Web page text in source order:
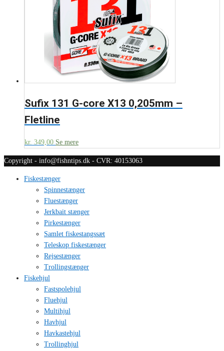
Sufix 131 G-core X13 0,205mm –
Fletline
kr. 349,00 Se mere
Copyright - info@fishntips.dk - CVR: 40153063
Fiskestænger
Spinnestænger
Fluestænger
Jerkbait stænger
Pirkestænger
Samlet fiskestangssæt
Teleskop fiskestænger
Rejsestænger
Trollingstænger
Fiskehjul
Fastspolehjul
Fluehjul
Multihjul
Havhjul
Havkastehjul
Trollinghjul